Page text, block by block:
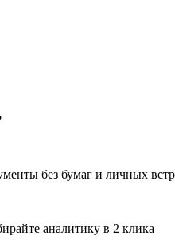
без бумаг и личных
аналитику в 2 клика